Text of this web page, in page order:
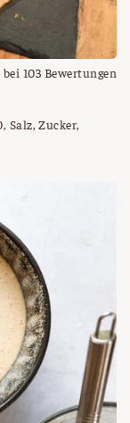
bei 103 Bewertungen
Salz, Zucker,